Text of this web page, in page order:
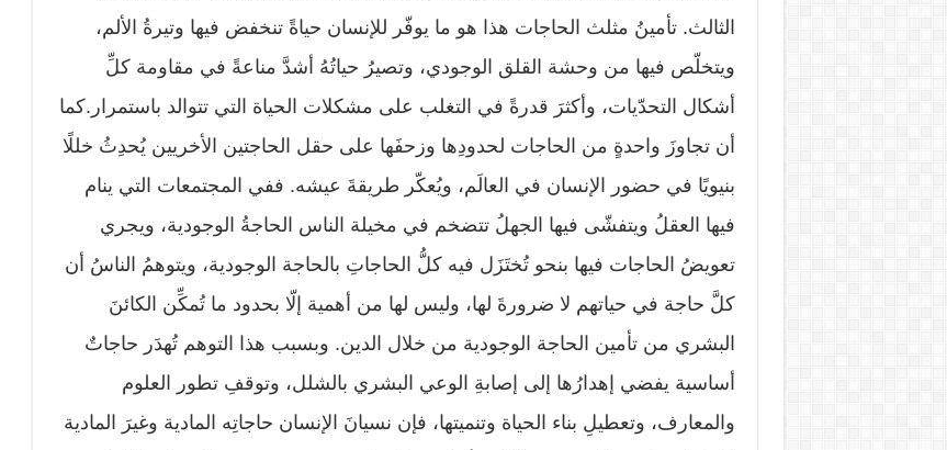
الثالث. تأمينُ مثلث الحاجات هذا هو ما يوفّر للإنسان حياةً تنخفض فيها وتيرةُ الألم،
ويتخلّص فيها من وحشة القلق الوجودي، وتصيرُ حياتُهُ أشدَّ مناعةً في مقاومة كلِّ
أشكال التحدّيات، وأكثرَ قدرةً في التغلب على مشكلات الحياة التي تتوالد باستمرار.كما
أن تجاوزَ واحدةٍ من الحاجات لحدودِها وزحفَها على حقل الحاجتين الأخريين يُحدِثُ خللًا
بنيويًا في حضور الإنسان في العالَم، ويُعكّر طريقةَ عيشه. ففي المجتمعات التي ينام
فيها العقلُ ويتفشّى فيها الجهلُ تتضخم في مخيلة الناس الحاجةُ الوجودية، ويجري
تعويضُ الحاجات فيها بنحو تُختَزَل فيه كلُّ الحاجاتِ بالحاجة الوجودية، ويتوهمُ الناسُ أن
كلَّ حاجة في حياتهم لا ضرورةَ لها، وليس لها من أهمية إلّا بحدود ما تُمكِّن الكائنَ
البشري من تأمين الحاجة الوجودية من خلال الدين. وبسبب هذا التوهم تُهدَر حاجاتٌ
أساسية يفضي إهدارُها إلى إصابةِ الوعي البشري بالشلل، وتوقفِ تطور العلوم
والمعارف، وتعطيلِ بناء الحياة وتنميتها، فإن نسيانَ الإنسان حاجاتِه المادية وغيرَ المادية